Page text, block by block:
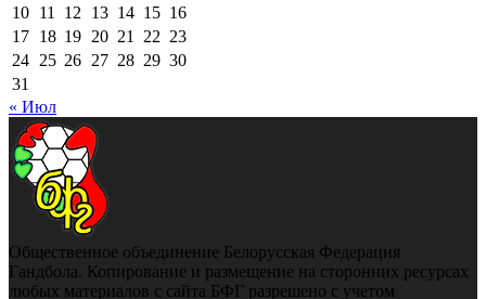
10 11 12 13 14 15 16
17 18 19 20 21 22 23
24 25 26 27 28 29 30
31
« Июл
Общественное объединение Белорусская Федерация
Гандбола. Копирование и размещение на сторонних ресурсах
любых материалов с сайта БФГ разрешено с учетом